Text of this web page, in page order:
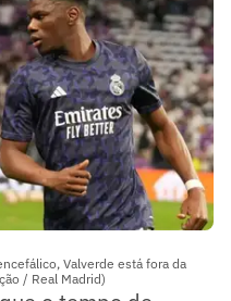
Valverde está fora da
/ Real Madrid)